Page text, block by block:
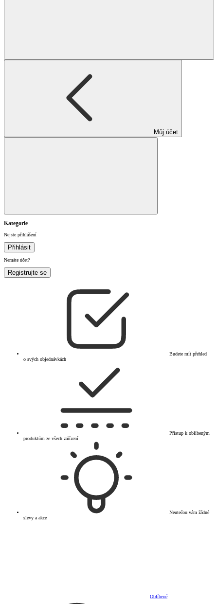
Můj účet
Kategorie
Nejste přihlášení
Přihlásit
Nemáte účet?
Registrujte se
Budete mít přehled
o svých objednávkách
Přístup k oblíbeným
produktům ze všech zařízení
Neutečou vám žádné
slevy a akce
Oblíbené